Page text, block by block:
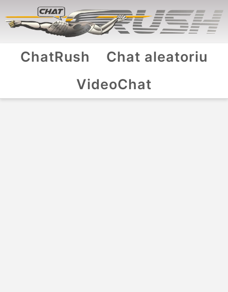
ChatRush
Chat aleatoriu
VideoChat